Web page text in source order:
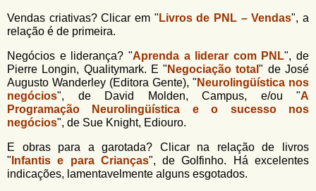
Vendas criativas? Clicar em " Livros de PNL – Vendas", a
relação é de primeira.
Negócios e liderança? "Aprenda a liderar com PNL", de
Pierre Longin, Qualitymark. E " Negociação total" de José
Augusto Wanderley (Editora Gente), " Neurolingüística nos
negócios", de David Molden, Campus, e/ou "A
Programação Neurolingüística e o sucesso nos
negócios", de Sue Knight, Ediouro.
E obras para a garotada? Clicar na relação de livros
" Infantis e para Crianças", de Golfinho. Há excelentes
indicações, lamentavelmente alguns esgotados.